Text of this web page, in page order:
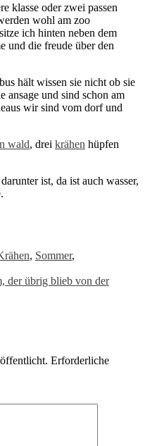
klasse oder zwei passen
wohl am zoo
ich hinten neben dem
und die freude über den
hält wissen sie nicht ob sie
ansage und sind schon am
wir sind vom dorf und
wald, drei krähen hüpfen
ist, da ist auch wasser,
, Sommer,
der übrig blieb von der
Erforderliche